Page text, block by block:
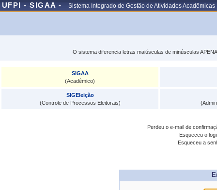
UFPI - SIGAA - Sistema Integrado de Gestão de Atividades Acadêmicas
O sistema diferencia letras maiúsculas de minúsculas
SIGAA
(Acadêmico)
SIGEleição
(Controle de Processos Eleitorais)
Perdeu o e-mail de
Esqueceu o
Esqueceu a